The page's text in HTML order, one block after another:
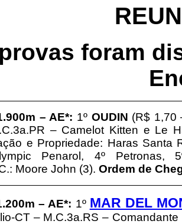
foram
.900m – AE*: 1º OUDIN (R$ 1,70
– Camelot Kitten e Le
e Propriedade: Haras Santa
Penarol, 4º Petronas,
Moore John (3). Ordem de
.200m – AE*: 1º MAR DEL
CT – M.C.3a.RS –